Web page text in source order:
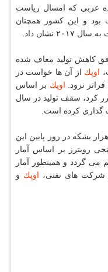
عربی كه امسال ریاست
بود و این كشور همچنان
نشان داد.
كاهش تولید معاف شده
اوپك از آن ها خواست در
اوپك بر اساس
كه در اواخر سال ۲۰۱۶ مقرر كرد، سقف تولید در سال
حدود ۷۳۰ هزار بشكه در روز پایین این
رویترز بر اساس آمار
می گردد و همینطور آمار
شركت های نفتی، اوپك و